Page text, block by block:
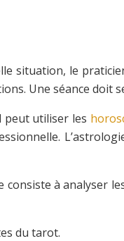
situation, le
Une séance doit
peut utiliser les
à analyser
du tarot.